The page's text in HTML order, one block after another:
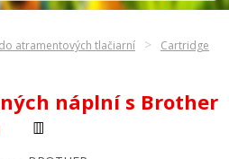
atramentových tlačiarní
Cartridge
náplní s Brother